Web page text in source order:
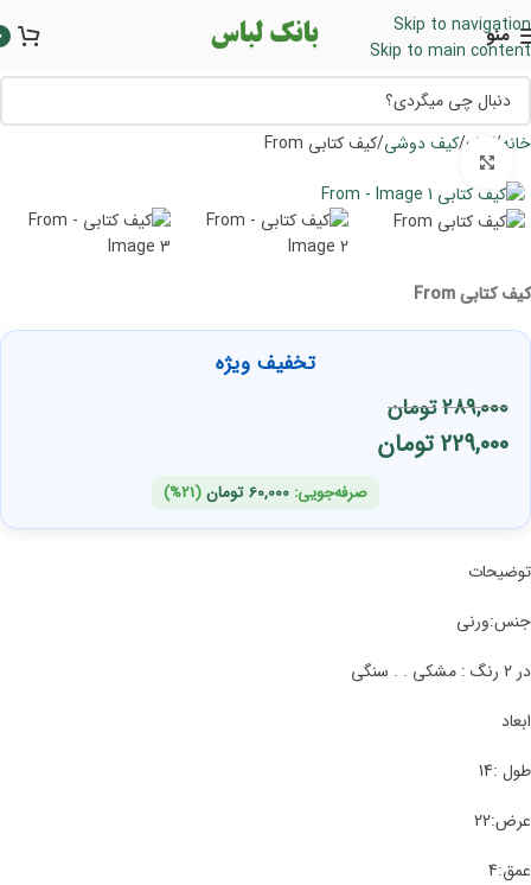
Skip to navigation
Skip to main content
منو
خانه کیف کیف دوشی کیف کتابی From
کیف کتابی From
تخفیف ویژه
289,000تومان
229,000تومان
صرفه‌جویی: 60,000 تومان(21%)
توضیحات
جنس:ورنی
در 2 رنگ : مشکی . . سنگی
ابعاد
طول :14
عرض:22
عمق:4